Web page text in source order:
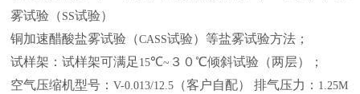
雾试验（ SS试验）
铜加速醋酸盐雾试验（CASS试验）等盐雾试验方法；
试样架：试样架可满足 15℃~ ３０℃倾斜试验（两层）；
空气压缩机型号：V-0.013/12.5 （客户自配） 排气压力： 1.25M